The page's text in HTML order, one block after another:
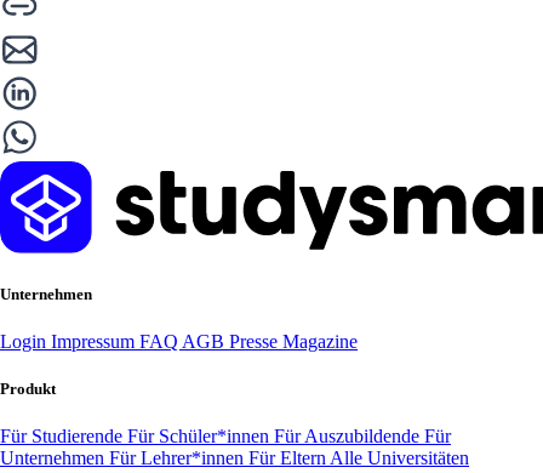
Unternehmen
Login Impressum FAQ AGB Presse Magazine
Produkt
Für Studierende Für Schüler*innen Für Auszubildende Für
Unternehmen Für Lehrer*innen Für Eltern Alle Universitäten